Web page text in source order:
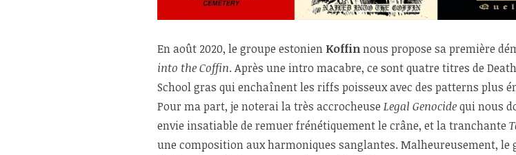
En août 2020, le groupe estonien Koffinnous propose sa première
into the Coffin. Après une intro macabre, ce sont quatre titres de
School gras qui enchaînent les riffs poisseux avec des patterns plus
Pour ma part, je noterai la très accrocheuse Legal Genocidequi nous
envie insatiable de remuer frénétiquement le crâne, et la tranchante
une composition aux harmoniques sanglantes. Malheureusement, le